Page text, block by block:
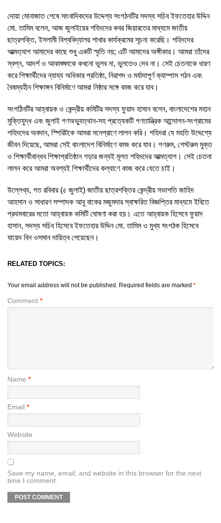
দোয়া মোনাজাত শেষে সাংবাদিকদের উদ্দেশ্য সংগঠনটির সদস্য সচিব ইফতেহার উদ্দিন
মো. তামিম বলেন, আজ জুলাইয়ের শহিদদের কবর জিয়ারতের মাধ্যমে জাতীয়
ছাত্রশক্তি, ইসলামী বিশ্ববিদ্যালয় শাখার কার্যক্রমের সূচনা করেছি। শহিদদের
আত্মত্যাগ আমাদের কাছে শুধু একটি স্মৃতি নয়; এটি আমাদের অঙ্গীকার। আমরা তাঁদের
স্বপ্ন, আদর্শ ও আকাঙ্ক্ষাকে কখনো ভুলব না, ভুলতেও দেব না। সেই চেতনাকে ধারণ
করে শিক্ষার্থীদের ন্যায্য অধিকার প্রতিষ্ঠা, নিরাপদ ও মর্যাদাপূর্ণ ক্যাম্পাস গঠন এবং
বৈষম্যহীন শিক্ষাঙ্গন বিনির্মাণে আমরা নিষ্ঠার সঙ্গে কাজ করে যাব।
সংগঠিনটির আহ্বায়ক ও কেন্দ্রীয় কমিটির সদস্য ফুয়াদ হাসান বলেন, বাংলাদেশের মহান
মুক্তিযুদ্ধ এবং জুলাই গণঅভ্যুত্থান-সহ প্রত্যেকটি গণতান্ত্রিক আন্দোলন-সংগ্রামের
শহিদদের অবদান, স্পিরিটকে আমরা মনেপ্রাণে লালন করি। শহিদরা যে মহতি উদ্দেশ্যে
জীবন দিয়েছে, আমরা সেই বাংলাদেশ বিনির্মাণে কাজ করে যাব। গণরুম, গেস্টরুম মুক্ত
ও শিক্ষার্থীবান্ধব শিক্ষাপ্রতিষ্ঠান গড়ার জন্যই মূলত শহিদদের আত্মত্যাগ। সেই চেতনা
লালন করে আমরা অবশ্যই শিক্ষার্থীদের কল্যাণে কাজ করে যেতে চাই।
উল্লেখ্য, গত রবিবার (৫ জুলাই) জাতীয় ছাত্রশক্তির কেন্দ্রীয় সভাপতি জাহিদ
আহসান ও সাধারণ সম্পাদক আবু বাকের মজুমদার স্বাক্ষরিত বিজ্ঞপ্তির মাধ্যমে ইবিতে
প্রথমবারের মতো আহ্বায়ক কমিটি ঘোষণা করা হয়। এতে আহ্বায়ক হিসেবে ফুয়াদ
হাসান, সদস্য সচিব হিসেবে ইফতেহার উদ্দিন মো. তামিম ও মুখ্য সংগঠক হিসেবে
যায়েদ বিন ওসমান দায়িত্ব পেয়েছেন।
RELATED TOPICS:
Your email address will not be published. Required fields are marked *
Comment *
Name *
Email *
Website
Save my name, email, and website in this browser for the next
time I comment.